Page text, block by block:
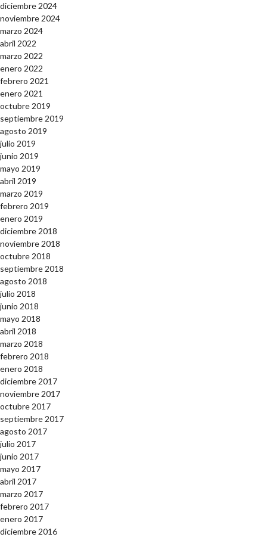
diciembre 2024
noviembre 2024
marzo 2024
abril 2022
marzo 2022
enero 2022
febrero 2021
enero 2021
octubre 2019
septiembre 2019
agosto 2019
julio 2019
junio 2019
mayo 2019
abril 2019
marzo 2019
febrero 2019
enero 2019
diciembre 2018
noviembre 2018
octubre 2018
septiembre 2018
agosto 2018
julio 2018
junio 2018
mayo 2018
abril 2018
marzo 2018
febrero 2018
enero 2018
diciembre 2017
noviembre 2017
octubre 2017
septiembre 2017
agosto 2017
julio 2017
junio 2017
mayo 2017
abril 2017
marzo 2017
febrero 2017
enero 2017
diciembre 2016